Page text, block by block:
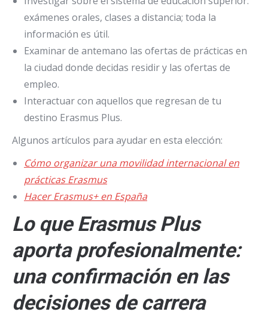
exámenes orales, clases a distancia; toda la
información es útil.
Examinar de antemano las ofertas de prácticas en
la ciudad donde decidas residir y las ofertas de
empleo.
Interactuar con aquellos que regresan de tu
destino Erasmus Plus.
Algunos artículos para ayudar en esta elección:
Cómo organizar una movilidad internacional en
prácticas Erasmus
Hacer Erasmus+ en España
Lo que Erasmus Plus
aporta profesionalmente:
una confirmación en las
decisiones de carrera